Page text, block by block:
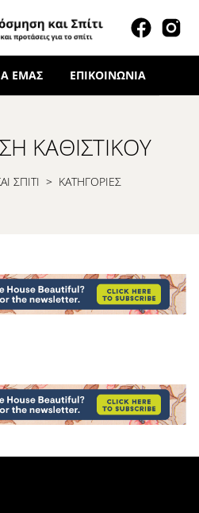
ΕΜΆΣ ΕΠΙΚΟΙΝΩΝΊΑ
ΚΑΘΙΣΤΙΚΟΎ
ΣΠΙΤΙ > ΚΑΤΗΓΟΡΙΕΣ